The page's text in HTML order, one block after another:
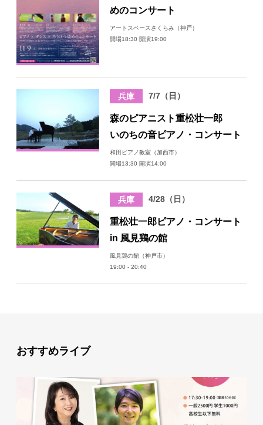
お問い合わせ
めのコンサート
アートスペースさくらみ（神戸）
開場18:30 開演19:00
兵庫 7/7（日）
森のピアニスト重松壮一郎
いのちの音ピアノ・コンサート
和田ピアノ教室（加西市）
開場13:30 開演14:00
兵庫 4/28（日）
重松壮一郎ピアノ・コンサート
in 風見鶏の館
風見鶏の館（神戸市）
19:00 - 20:40
おすすめライブ